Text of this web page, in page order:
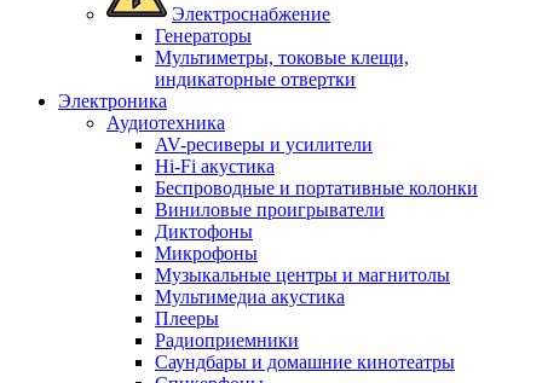
Электроснабжение
Генераторы
Мультиметры, токовые клещи,
индикаторные отвертки
Электроника
Аудиотехника
AV-ресиверы и усилители
Hi-Fi акустика
Беспроводные и портативные колонки
Виниловые проигрыватели
Диктофоны
Микрофоны
Музыкальные центры и магнитолы
Мультимедиа акустика
Плееры
Радиоприемники
Саундбары и домашние кинотеатры